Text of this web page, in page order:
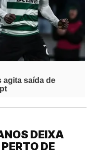
DEIXA
DE